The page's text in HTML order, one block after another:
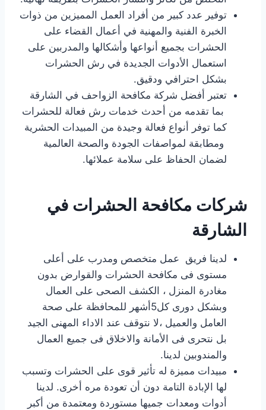
توفير عدد كبير من أفراد العمل المميزين من ذوات
الخبرة الفنية والمهنية في أعمال القضاء على
الحشرات بجميع أنواعها وأشكالها والمدربين على
استعمال الأدوات الجديدة في رش الحشرات
بشكل احترافي ودقيق.
تعتبر أفضل شركة مكافحة الزواحف في الشارقة
بما تقدمه من أحدث خدمات رش فعالة للحشرات
كما توفر أنواع فعالة وجيدة من المبيدات الحشرية
ومطابقة لمواصفات الجودة والصحة العالمية
لضمان الحفاظ على سلامة عملائها.
شركات مكافحة الحشرات في
الشارقة
لدينا فريق عمل متخصص ومدرب على أعلى
مستوى فى مكافحة الحشرات والقوارض بدون
مغادرة المنزل ، الكشف الصحى على العمال
وبشكل دورى كل5أشهر للمحافظة على صحة
العامل والعميل ،لا نتوقف عند الاداء المهنى الجيد
بل نتحرى فى الأمانة والاخلاق فى جميع العمال
والمندوبين لدينا.
مبيدات مميزة له تأثير قوى على الحشرات وتسبب
لها الإبادة التامة دون أن تعودة مره أخرى. لدينا
أدوات ومعدات جميها مستوردة ومعتمدة من أكبر